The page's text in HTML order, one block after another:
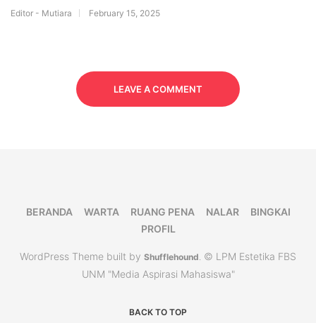
Editor - Mutiara February 15, 2025
LEAVE A COMMENT
BERANDA WARTA RUANG PENA NALAR
BINGKAI
PROFIL
WordPress Theme built by Shufflehound. © LPM Estetika FBS
UNM "Media Aspirasi Mahasiswa"
BACK TO TOP